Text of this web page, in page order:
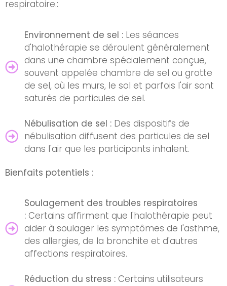
respiratoire.:
Environnement de sel :Les séances
d'halothérapie se déroulent généralement
dans une chambre spécialement conçue,
souvent appelée chambre de sel ou grotte
de sel, où les murs, le sol et parfois l'air sont
saturés de particules de sel.
Nébulisation de sel :Des dispositifs de
nébulisation diffusent des particules de sel
dans l'air que les participants inhalent.
Bienfaits potentiels :
Soulagement des troubles respiratoires
:Certains affirment que l'halothérapie peut
aider à soulager les symptômes de l'asthme,
des allergies, de la bronchite et d'autres
affections respiratoires.
Réduction du stress :Certains utilisateurs